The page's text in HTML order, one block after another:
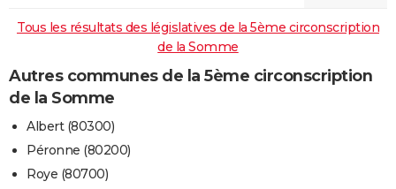
Tous les résultats des législatives de la 5ème circonscription
de la Somme
Autres communes de la 5ème circonscription
de la Somme
Albert (80300)
Péronne (80200)
Roye (80700)